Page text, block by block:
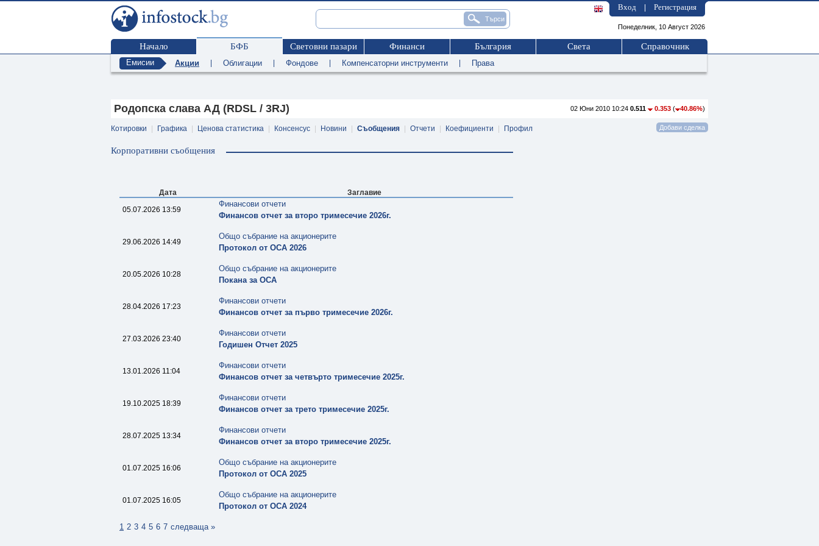
Вход Регистрация
Понеделник, 10 Август 2026
Начало БФБ Световни пазари Финанси България Света Справочник
Емисии Акции Облигации Фондове Компенсаторни инструменти Права
02 Юни 2010 10:24 0.511 0.353 ( 40.86%)
Родопска слава АД (RDSL / 3RJ)
Котировки Графика Ценова статистика Консенсус Новини Съобщения Отчети Коефициенти Профил
Корпоративни съобщения
Дата
Заглавие
05.07.2026 13:59
Финансови отчети
Финансов отчет за второ тримесечие 2026г.
29.06.2026 14:49
Общо събрание на акционерите
Протокол от ОСА 2026
20.05.2026 10:28
Общо събрание на акционерите
Покана за ОСА
28.04.2026 17:23
Финансови отчети
Финансов отчет за първо тримесечие 2026г.
27.03.2026 23:40
Финансови отчети
Годишен Отчет 2025
13.01.2026 11:04
Финансови отчети
Финансов отчет за четвърто тримесечие 2025г.
19.10.2025 18:39
Финансови отчети
Финансов отчет за трето тримесечие 2025г.
28.07.2025 13:34
Финансови отчети
Финансов отчет за второ тримесечие 2025г.
01.07.2025 16:06
Общо събрание на акционерите
Протокол от ОСА 2025
01.07.2025 16:05
Общо събрание на акционерите
Протокол от ОСА 2024
1 2 3 4 5 6 7 следваща »